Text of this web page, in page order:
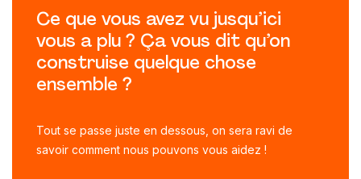
Ce que vous avez vu jusqu’ici
vous a plu ? Ça vous dit qu’on
construise quelque chose
ensemble ?
Tout se passe juste en dessous, on sera ravi de
savoir comment nous pouvons vous aidez !